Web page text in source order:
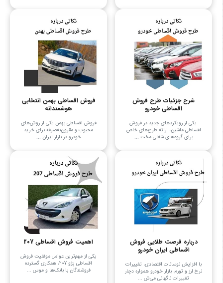
شرح جزئیات طرح فروش
اقساطی خودرو
یکی از رویکردهای جدید در فروش
اقساطی ماشین، ارائه طرح‌های خاص
برای گروه‌های شغلی مخت ...
فروش اقساطی بهمن انتخابی
هوشمندانه
فروش اقساطی بهمن یکی از روش‌های
محبوب و مقرون‌به‌صرفه برای خرید
خودرو در بازار ایران ...
درباره فرصت طلایی فروش
اقساطی ایران خودرو
با افزایش نوسانات اقتصادی، تغییرات
نرخ ارز و تورم، بازار خودرو همواره دچار
تغییرات ناگهانی می‌ش ...
اهمیت فروش اقساطی 207
یکی از مهم‌ترین عوامل موفقیت فروش
اقساطی پژو 207، همکاری گسترده
فروشندگان با بانک‌ها و موس ...